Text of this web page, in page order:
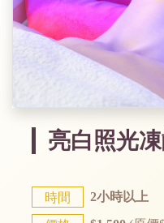
亮白照光
時間 2小時以上